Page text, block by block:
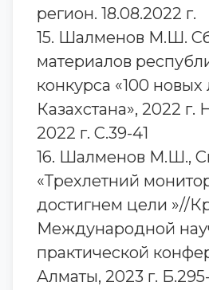
регион. 18.08.2022 г.
15. Шалменов М.Ш.
материалов
конкурса «100
Казахстана», 2022 г.
2022 г. С.39-41
16. Шалменов М.Ш.,
«Трехлетний
достигнем цели »//
Международной
практической
Алматы, 2023 г.